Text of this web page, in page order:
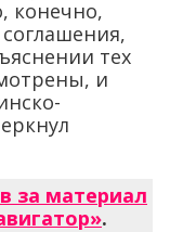
конечно,
тех
и
за материал
.